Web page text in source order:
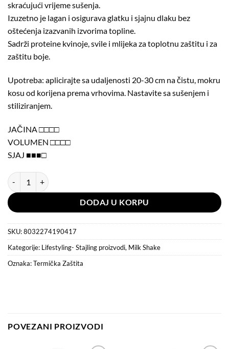
skraćujući vrijeme sušenja.
Izuzetno je lagan i osigurava glatku i sjajnu dlaku bez
oštećenja izazvanih izvorima topline.
Sadrži proteine kvinoje, svile i mlijeka za toplotnu zaštitu i za
zaštitu boje.
Upotreba: aplicirajte sa udaljenosti 20-30 cm na čistu, mokru
kosu od korijena prema vrhovima. Nastavite sa sušenjem i
stiliziranjem.
JAČINA □□□□
VOLUMEN □□□□
SJAJ ■■■□
Milk Shake Thermo-Protector – Sprej za zaštitu od toplote 200 ml
DODAJ U KORPU
SKU:8032274190417
Kategorije: Lifestyling- Stajling proizvodi, Milk Shake
Oznaka:Termička Zaštita
POVEZANI PROIZVODI